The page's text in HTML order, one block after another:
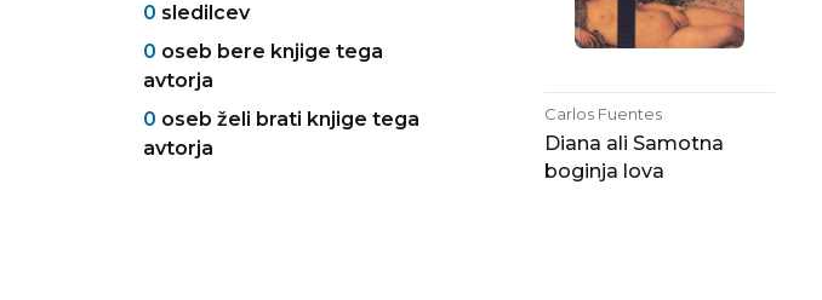
0 sledilcev
0 oseb bere knjige tega
avtorja
0 oseb želi brati knjige tega
avtorja
Carlos Fuentes
Diana ali Samotna
boginja lova